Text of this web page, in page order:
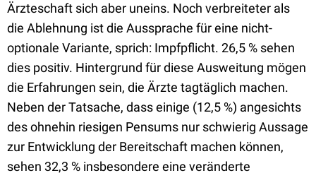
Ärzteschaft sich aber uneins. Noch verbreiteter als
die Ablehnung ist die Aussprache für eine nicht-
optionale Variante, sprich: Impfpflicht. 26,5 % sehen
dies positiv. Hintergrund für diese Ausweitung mögen
die Erfahrungen sein, die Ärzte tagtäglich machen.
Neben der Tatsache, dass einige (12,5 %) angesichts
des ohnehin riesigen Pensums nur schwierig Aussage
zur Entwicklung der Bereitschaft machen können,
sehen 32,3 % insbesondere eine veränderte